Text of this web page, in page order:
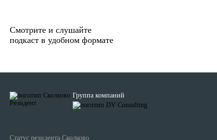
Смотрите и слушайте
подкаст в удобном формате
Группа компаний
Статус резидента Сколково